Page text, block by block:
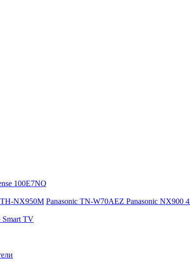
100E7NQ
NX950M Panasonic TN-W70AEZ Panasonic NX900
TV